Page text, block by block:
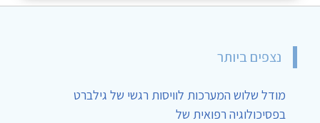
נצפים ביותר
מודל שלוש המערכות לוויסות רגשי של גילברט
בפסיכולוגיה רפואית של